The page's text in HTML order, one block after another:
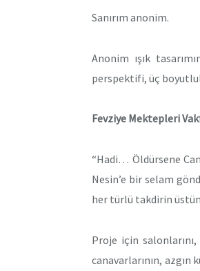
Sanırım anonim.
Anonim ışık
perspektifi, üç
Fevziye Mektepleri
“Hadi… Öldürsene
Nesin’e bir selam
her türlü takdirin
Proje için
canavarlarının,